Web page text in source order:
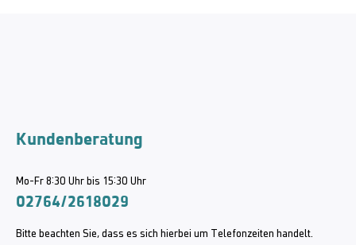
Kundenberatung
Mo-Fr 8:30 Uhr bis 15:30 Uhr
02764/2618029
Bitte beachten Sie, dass es sich hierbei um Telefonzeiten handelt.